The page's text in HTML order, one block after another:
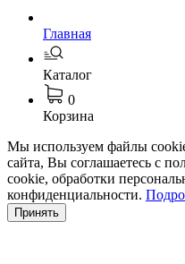
Главная
Каталог
0
Корзина
Мы используем файлы
сайта, Вы соглашаетесь с
cookie, обработки
конфиденциальности.
Принять